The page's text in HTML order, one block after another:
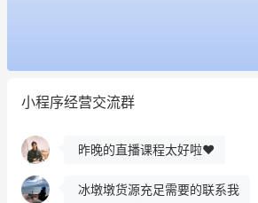
小程序经营交流群餐饮也得靠私域和服务提高竞争力
昨晚的直播课程太好啦❤️
冰墩墩货源充足需要的联系我